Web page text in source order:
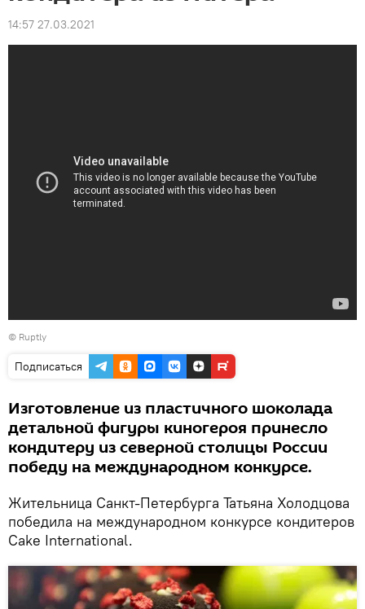
14:57 27.03.2021
© Ruptly
Подписаться
Изготовление из пластичного шоколада
детальной фигуры киногероя принесло
кондитеру из северной столицы России
победу на международном конкурсе.
Жительница Санкт-Петербурга Татьяна Холодцова
победила на международном конкурсе кондитеров
Cake International.